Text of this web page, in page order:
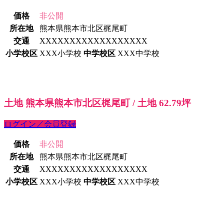
価格
非公開
所在地
熊本県熊本市北区梶尾町
交通
XXXXXXXXXXXXXXXXXX
小学校区 XXX小学校 中学校区 XXX中学校
土地 熊本県熊本市北区梶尾町 / 土地 62.79坪
ログイン／会員登録
価格
非公開
所在地
熊本県熊本市北区梶尾町
交通
XXXXXXXXXXXXXXXXXX
小学校区 XXX小学校 中学校区 XXX中学校